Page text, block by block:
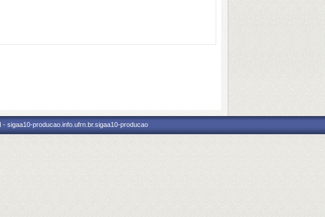
sigaa10-producao.info.ufrn.br.sigaa10-producao